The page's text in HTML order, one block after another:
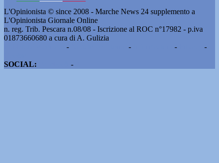
L'Opinionista © since 2008 - Marche News 24 supplemento a
L'Opinionista Giornale Online
n. reg. Trib. Pescara n.08/08 - Iscrizione al ROC n°17982 - p.iva
01873660680 a cura di A. Gulizia
- - -
-
SOCIAL:
-